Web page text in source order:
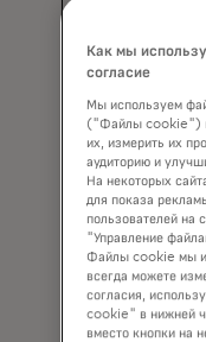
Как мы
согласие
Мы используем
("Файлы cookie")
их, измерить их
аудиторию и
На некоторых
для показа
пользователей на
"Управление
Файлы cookie мы
всегда можете
согласия,
cookie" в нижней
вместо кнопки на